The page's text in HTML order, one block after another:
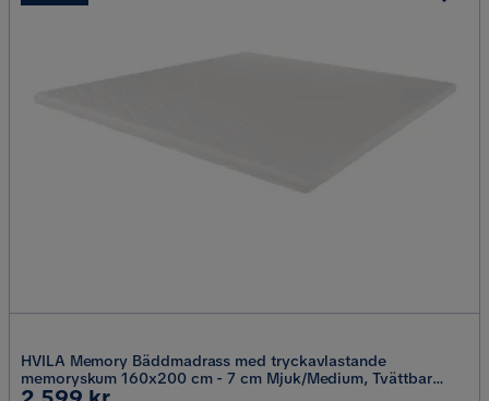
HVILA Memory Bäddmadrass med tryckavlastande
memoryskum 160x200 cm - 7 cm Mjuk/Medium, Tvättbar
klädsel